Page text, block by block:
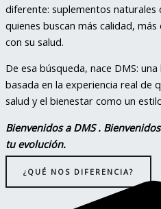
diferente: suplementos
quienes buscan más calidad,
con su salud.
De esa búsqueda, nace DMS:
basada en la experiencia real de
salud y el bienestar como un
Bienvenidos a DMS .
tu evolución.
¿QUÉ NOS DIFERENCIA?